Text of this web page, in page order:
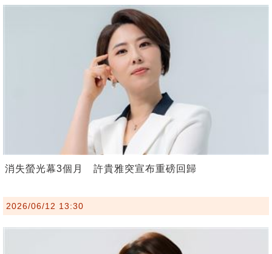
消失螢光幕3個月 許貴雅突宣布重磅回歸
2026/06/12 13:30